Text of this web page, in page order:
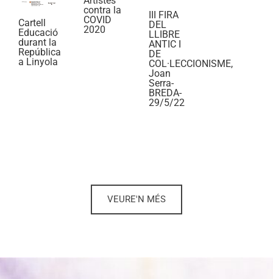
Cartell
Educació
durant la
República
a Linyola
contra la
COVID
2020
III FIRA
DEL
LLIBRE
ANTIC I
DE
COL·LECCIONISME,
Joan
Serra-
BREDA-
29/5/22
VEURE'N MÉS